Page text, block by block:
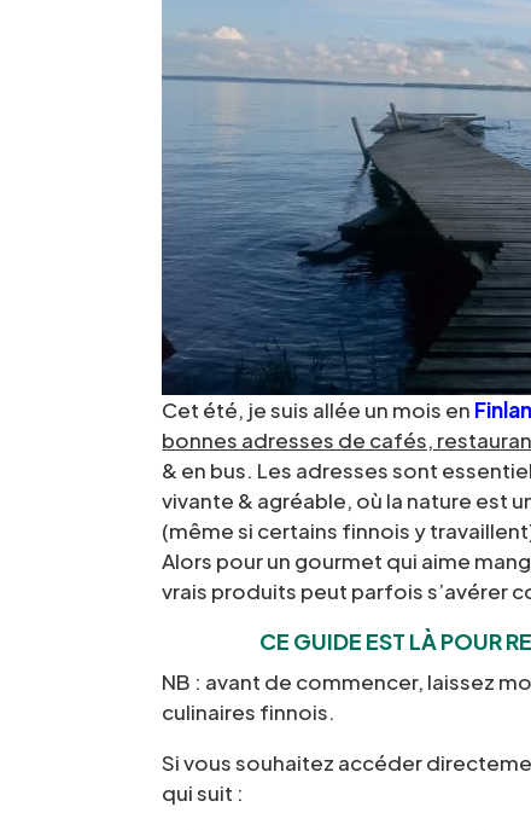
Cet été, je suis allée un mois en
bonnes adresses de cafés,
& en bus. Les adresses sont
vivante & agréable, où la nature est
(même si certains finnois y
Alors pour un gourmet qui aime
vrais produits peut parfois s’avérer
CE GUIDE EST LÀ POUR
NB : avant de commencer, laissez
culinaires finnois.
Si vous souhaitez accéder
qui suit :